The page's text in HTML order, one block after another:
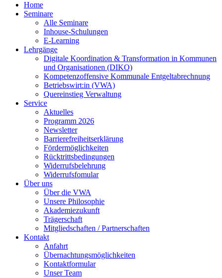
Home
Seminare
Alle Seminare
Inhouse-Schulungen
E-Learning
Lehrgänge
Digitale Koordination & Transformation in Kommunen
und Organisationen (DIKO)
Kompetenzoffensive Kommunale Entgeltabrechnung
Betriebswirt:in (VWA)
Quereinstieg Verwaltung
Service
Aktuelles
Programm 2026
Newsletter
Barrierefreiheitserklärung
Fördermöglichkeiten
Rücktrittsbedingungen
Widerrufsbelehrung
Widerrufsfomular
Über uns
Über die VWA
Unsere Philosophie
Akademiezukunft
Trägerschaft
Mitgliedschaften / Partnerschaften
Kontakt
Anfahrt
Übernachtungsmöglichkeiten
Kontaktformular
Unser Team